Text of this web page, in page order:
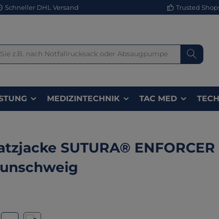
Schneller DHL Versand Trusted
MEDIZINTECHNIK TAC MED
SUTURA®
überspringen